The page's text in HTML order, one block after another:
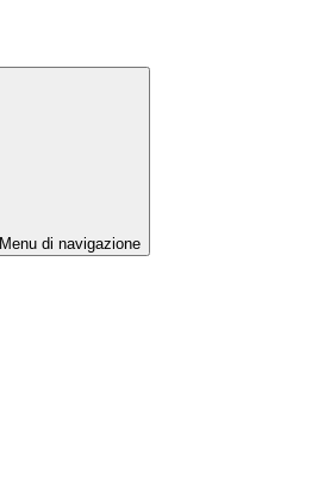
Menu di navigazione